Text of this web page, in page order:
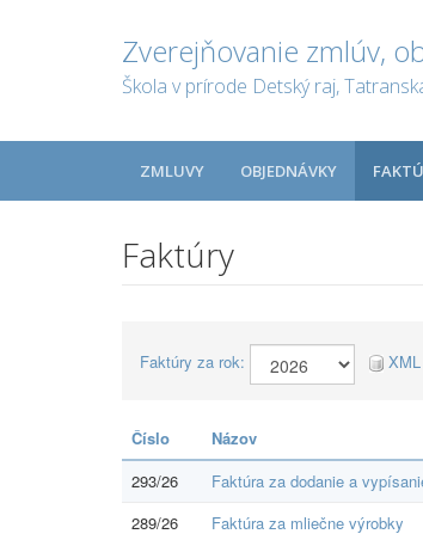
Zverejňovanie zmlúv,
Škola v prírode Detský raj,
ZMLUVY OBJEDNÁVKY
Faktúry
Faktúry za rok: XML
Číslo Názov
293/26
Faktúra za dodanie a
289/26
Faktúra za mliečne výrobky